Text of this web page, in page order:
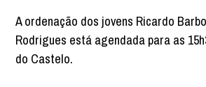
A ordenação dos jovens Ricardo
Rodrigues está agendada para as
do Castelo.